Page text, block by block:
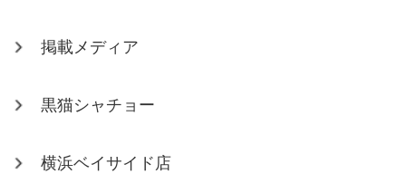
掲載メディア
黒猫シャチョー
横浜ベイサイド店